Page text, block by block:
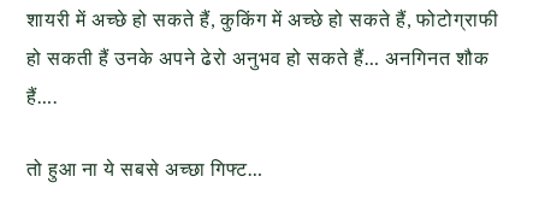
शायरी में अच्छे हो सकते हैं, कुकिंग में अच्छे हो सकते हैं, फोटोग्राफी
हो सकती हैं उनके अपने ढेरो अनुभव हो सकते हैं… अनगिनत शौक
हैं….
तो हुआ ना ये सबसे अच्छा गिफ्ट…